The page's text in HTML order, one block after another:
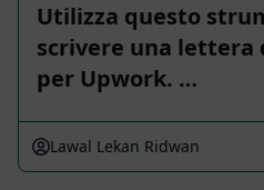
Utilizza questo
scrivere una lettera
per Upwork. …
Lawal Lekan Ridwan